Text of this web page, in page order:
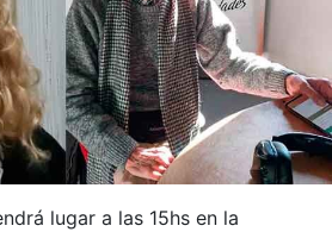
lugar a las 15hs en la